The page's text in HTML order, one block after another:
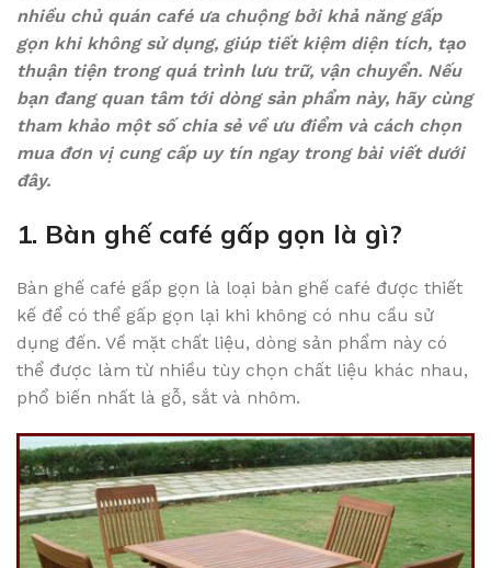
nhiều chủ quán café ưa chuộng bởi khả năng gấp
gọn khi không sử dụng, giúp tiết kiệm diện tích, tạo
thuận tiện trong quá trình lưu trữ, vận chuyển. Nếu
bạn đang quan tâm tới dòng sản phẩm này, hãy cùng
tham khảo một số chia sẻ về ưu điểm và cách chọn
mua đơn vị cung cấp uy tín ngay trong bài viết dưới
đây.
1. Bàn ghế café gấp gọn là gì?
Bàn ghế café gấp gọn là loại bàn ghế café được thiết
kế để có thể gấp gọn lại khi không có nhu cầu sử
dụng đến. Về mặt chất liệu, dòng sản phẩm này có
thể được làm từ nhiều tùy chọn chất liệu khác nhau,
phổ biến nhất là gỗ, sắt và nhôm.